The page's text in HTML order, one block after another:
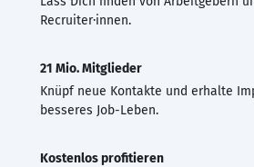
Recruiter·innen.
21 Mio. Mitglieder
Knüpf neue Kontakte und erhalte
besseres Job-Leben.
Kostenlos profitieren